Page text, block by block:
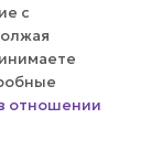
с
отношении